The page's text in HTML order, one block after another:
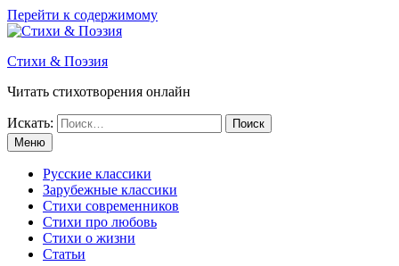
Перейти к содержимому
Стихи & Поэзия
Читать стихотворения онлайн
Искать:
Меню
Русские классики
Зарубежные классики
Стихи современников
Стихи про любовь
Стихи о жизни
Статьи